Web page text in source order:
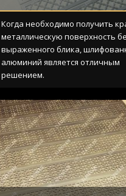
Материал- Алюминий
Отделка- Шлифованный
алюминий
Узор- Classic
Конструкция- Плоская
Когда необходимо получить
металлическую поверхность
выраженного блика,
алюминий является отличным
решением.